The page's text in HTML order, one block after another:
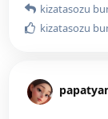
kizatasozu
kizatasozu